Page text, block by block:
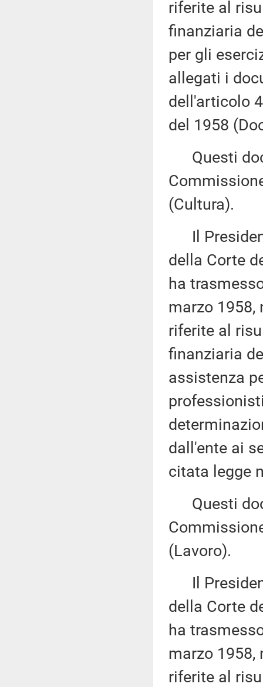
riferite al
finanziaria
per gli
allegati i
dell'articolo
del 1958
Questi
(Cultura).
Il
della Corte
ha
marzo 1958,
riferite al
finanziaria
assistenza
dall'ente ai
citata legge
Questi
(Lavoro).
Il
della Corte
ha
marzo 1958,
riferite al